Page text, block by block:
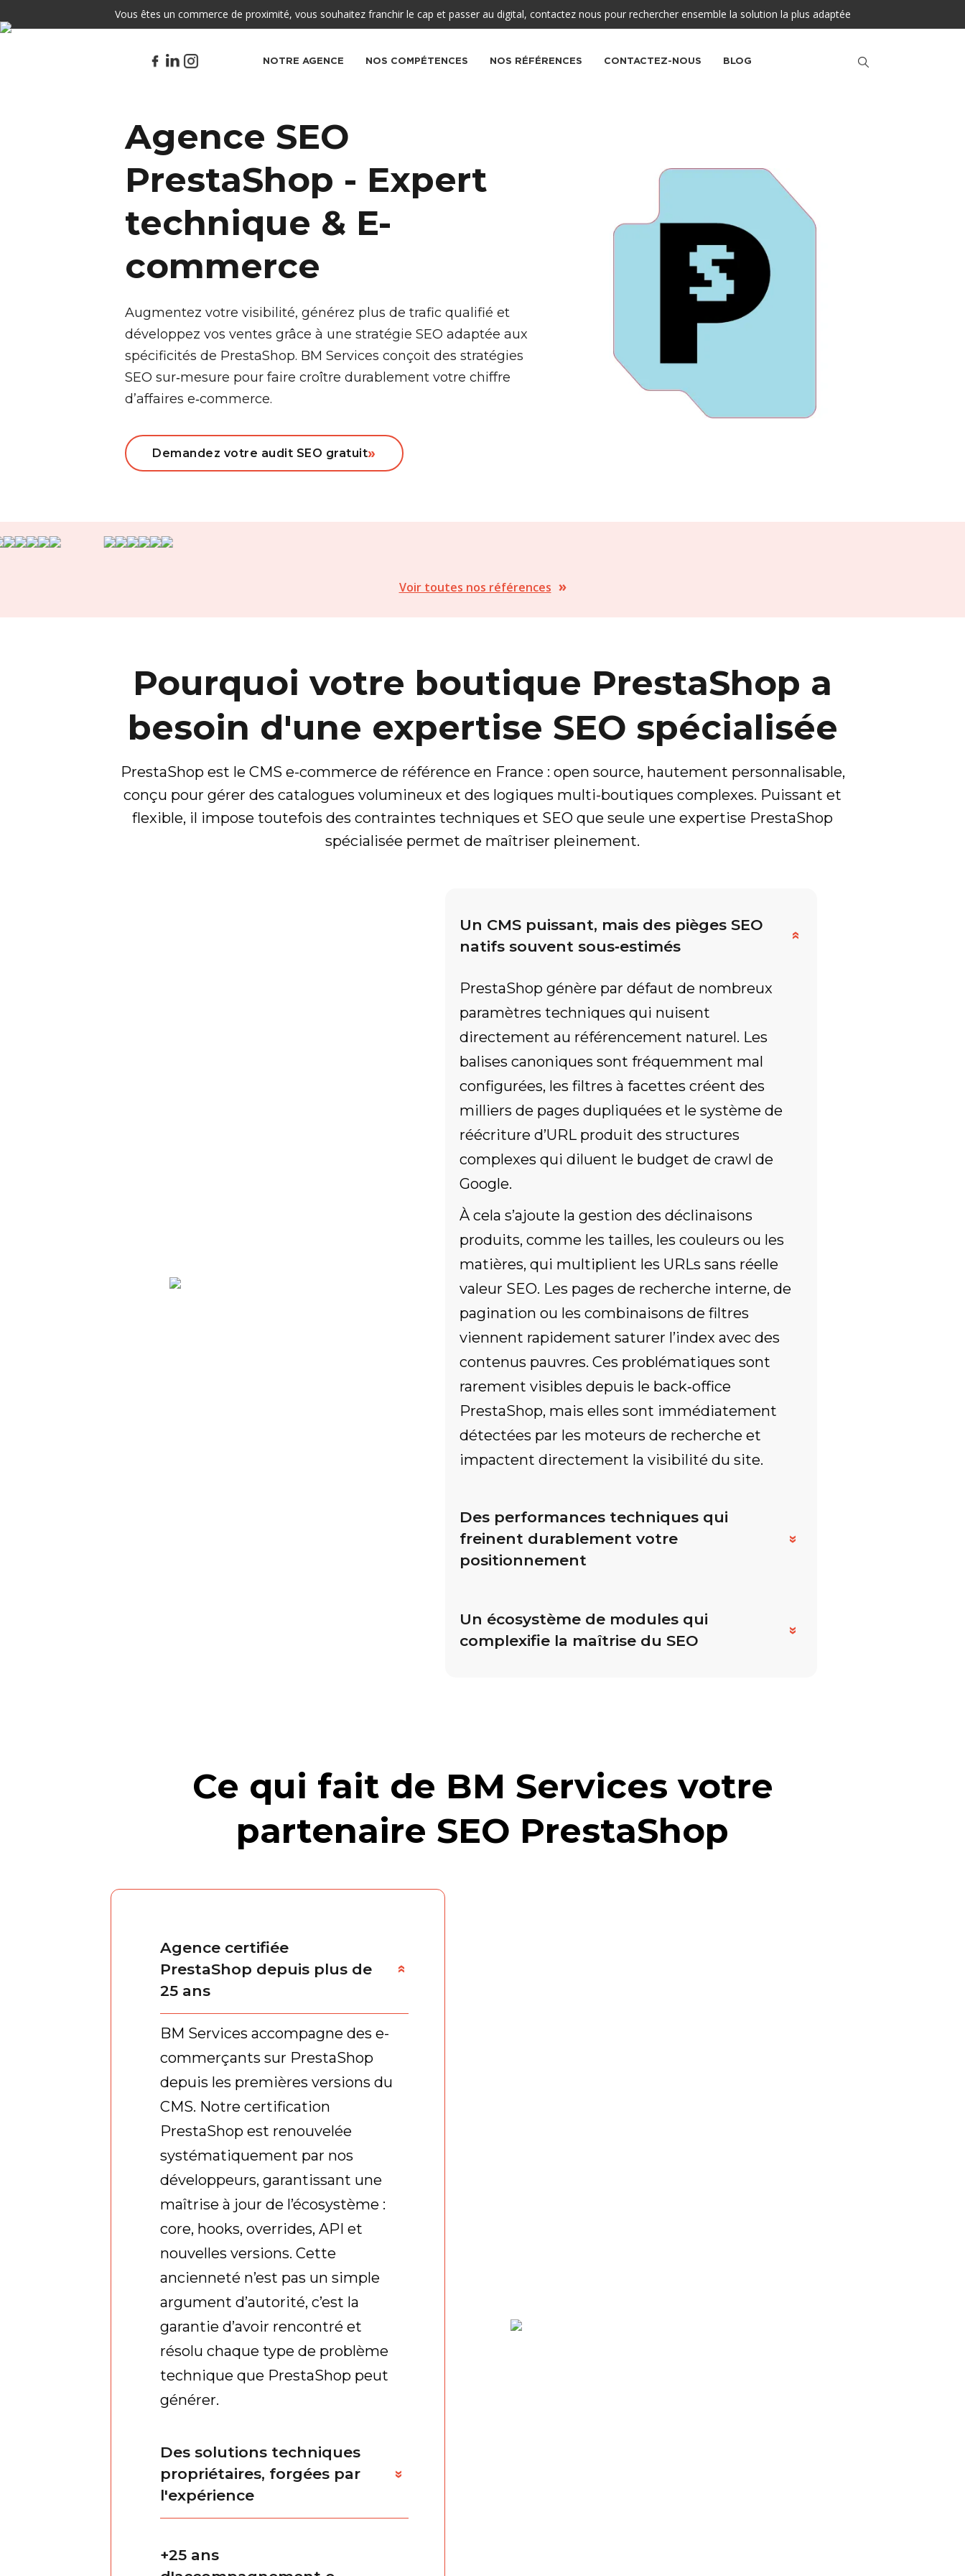
Vous êtes un commerce de proximité, vous souhaitez franchir le cap et passer au digital, contactez nous pour rechercher ensemble la solution la plus adaptée
NOTRE AGENCE NOS COMPÉTENCES NOS RÉFÉRENCES CONTACTEZ-NOUS BLOG
Agence SEO
PrestaShop - Expert
technique & E-
commerce
Augmentez votre visibilité, générez plus de trafic qualifié et
développez vos ventes grâce à une stratégie SEO adaptée aux
spécificités de PrestaShop. BM Services conçoit des stratégies
SEO sur‑mesure pour faire croître durablement votre chiffre
d’affaires e‑commerce.
Demandez votre audit SEO gratuit»
Voir toutes nos références »
Pourquoi votre boutique PrestaShop a
besoin d'une expertise SEO spécialisée
PrestaShop est le CMS e-commerce de référence en France : open source, hautement personnalisable,
conçu pour gérer des catalogues volumineux et des logiques multi-boutiques complexes. Puissant et
flexible, il impose toutefois des contraintes techniques et SEO que seule une expertise PrestaShop
spécialisée permet de maîtriser pleinement.
Un CMS puissant, mais des pièges SEO
natifs souvent sous‑estimés
»
PrestaShop génère par défaut de nombreux
paramètres techniques qui nuisent
directement au référencement naturel. Les
balises canoniques sont fréquemment mal
configurées, les filtres à facettes créent des
milliers de pages dupliquées et le système de
réécriture d’URL produit des structures
complexes qui diluent le budget de crawl de
Google.
À cela s’ajoute la gestion des déclinaisons
produits, comme les tailles, les couleurs ou les
matières, qui multiplient les URLs sans réelle
valeur SEO. Les pages de recherche interne, de
pagination ou les combinaisons de filtres
viennent rapidement saturer l’index avec des
contenus pauvres. Ces problématiques sont
rarement visibles depuis le back‑office
PrestaShop, mais elles sont immédiatement
détectées par les moteurs de recherche et
impactent directement la visibilité du site.
Des performances techniques qui
freinent durablement votre
positionnement
»
Un écosystème de modules qui
complexifie la maîtrise du SEO
»
Ce qui fait de BM Services votre
partenaire SEO PrestaShop
Agence certifiée
PrestaShop depuis plus de
25 ans
»
BM Services accompagne des e-
commerçants sur PrestaShop
depuis les premières versions du
CMS. Notre certification
PrestaShop est renouvelée
systématiquement par nos
développeurs, garantissant une
maîtrise à jour de l’écosystème :
core, hooks, overrides, API et
nouvelles versions. Cette
ancienneté n’est pas un simple
argument d’autorité, c’est la
garantie d’avoir rencontré et
résolu chaque type de problème
technique que PrestaShop peut
générer.
Des solutions techniques
propriétaires, forgées par
l'expérience
»
+25 ans